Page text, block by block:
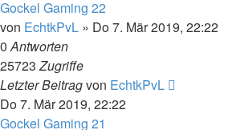
Gockel Gaming 22
von EchtkPvL » Do 7. Mär 2019, 22:22
0Antworten
25723Zugriffe
Letzter Beitragvon EchtkPvL
Do 7. Mär 2019, 22:22
Gockel Gaming 21